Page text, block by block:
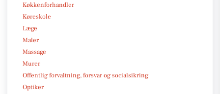
Køkkenforhandler
Køreskole
Læge
Maler
Massage
Murer
Offentlig forvaltning, forsvar og socialsikring
Optiker